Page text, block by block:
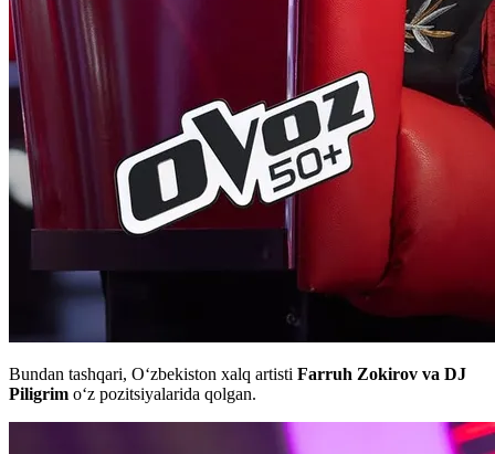
Bundan tashqari, Oʻzbekiston xalq artisti Farruh Zokirov va DJ
Piligrim oʻz pozitsiyalarida qolgan.